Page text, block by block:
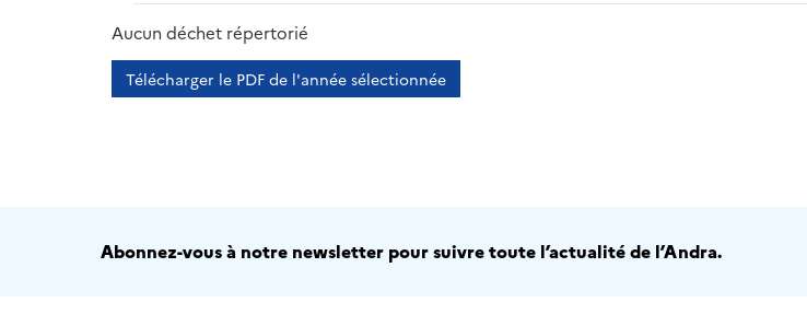
2013 2014
Aucun déchet répertorié
Télécharger le PDF de l'année sélectionnée
Abonnez-vous à notre newsletter pour suivre toute l’actualité de l’Andra.